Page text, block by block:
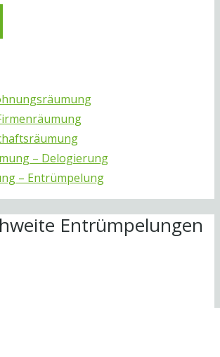
– Delogierung
– Entrümpelung
Entrümpelungen